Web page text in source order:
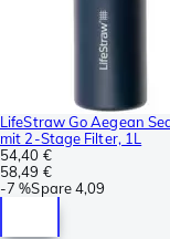
LifeStraw Go Aegean
mit 2-Stage Filter, 1L
54,40 €
58,49 €
-7 %Spare4,09